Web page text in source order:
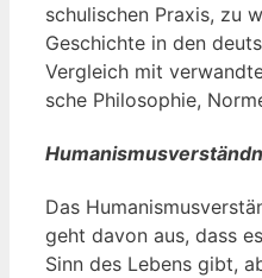
schu­li­schen Pra­xis, zu
Geschich­te in den
Ver­gleich mit
sche Phi­lo­so­phie,
Das
geht davon aus, dass
Sinn des Lebens gibt,